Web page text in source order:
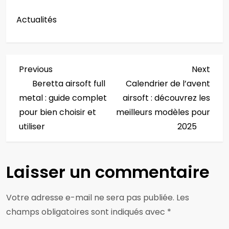
Actualités
N
a
v
g
a
t
Previous
Post
Previous
Beretta airsoft full
metal : guide complet
pour bien choisir et
utiliser
Next
Calendrier de l’avent
airsoft : découvrez les
meilleurs modèles pour
2025
Laisser un commentaire
Votre adresse e-mail ne sera pas publiée. Les
champs obligatoires sont indiqués avec *